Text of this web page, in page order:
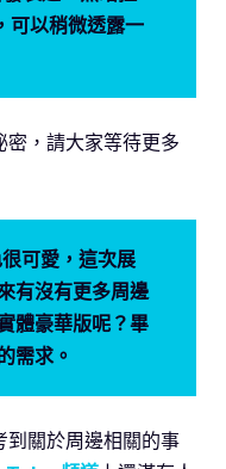
以稍微透露一
，請大家等待更多
可愛，這次展
有沒有更多周邊
體豪華版呢？畢
需求。
到關於周邊相關的事